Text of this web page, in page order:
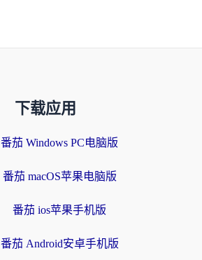
下载应用
番茄 Windows PC电脑版
番茄 macOS苹果电脑版
番茄 ios苹果手机版
番茄 Android安卓手机版